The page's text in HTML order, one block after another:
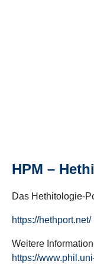
HPM –
Das Hethitologie-
https://hethport.net/
Weitere
https://